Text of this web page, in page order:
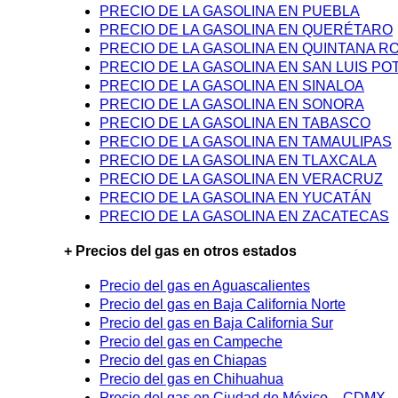
PRECIO DE LA GASOLINA EN PUEBLA
PRECIO DE LA GASOLINA EN QUERÉTARO
PRECIO DE LA GASOLINA EN QUINTANA
PRECIO DE LA GASOLINA EN SAN LUIS
PRECIO DE LA GASOLINA EN SINALOA
PRECIO DE LA GASOLINA EN SONORA
PRECIO DE LA GASOLINA EN TABASCO
PRECIO DE LA GASOLINA EN TAMAULIPAS
PRECIO DE LA GASOLINA EN TLAXCALA
PRECIO DE LA GASOLINA EN VERACRUZ
PRECIO DE LA GASOLINA EN YUCATÁN
PRECIO DE LA GASOLINA EN ZACATECAS
+ Precios del gas en otros estados
Precio del gas en Aguascalientes
Precio del gas en Baja California Norte
Precio del gas en Baja California Sur
Precio del gas en Campeche
Precio del gas en Chiapas
Precio del gas en Chihuahua